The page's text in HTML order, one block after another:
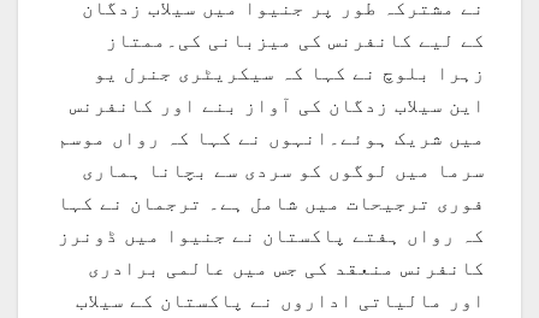
نے مشترکہ طور پر جنیوا میں سیلاب زدگان
کے لیے کانفرنس کی میزبانی کی۔ممتاز
زہرا بلوچ نے کہا کہ سیکریٹری جنرل یو
این سیلاب زدگان کی آواز بنے اور کانفرنس
میں شریک ہوئے۔انہوں نے کہا کہ رواں موسم
سرما میں لوگوں کو سردی سے بچانا ہماری
فوری ترجیحات میں شامل ہے۔ ترجمان نے کہا
کہ رواں ہفتے پاکستان نے جنیوا میں ڈونرز
کانفرنس منعقد کی جس میں عالمی برادری
اور مالیاتی اداروں نے پاکستان کے سیلاب